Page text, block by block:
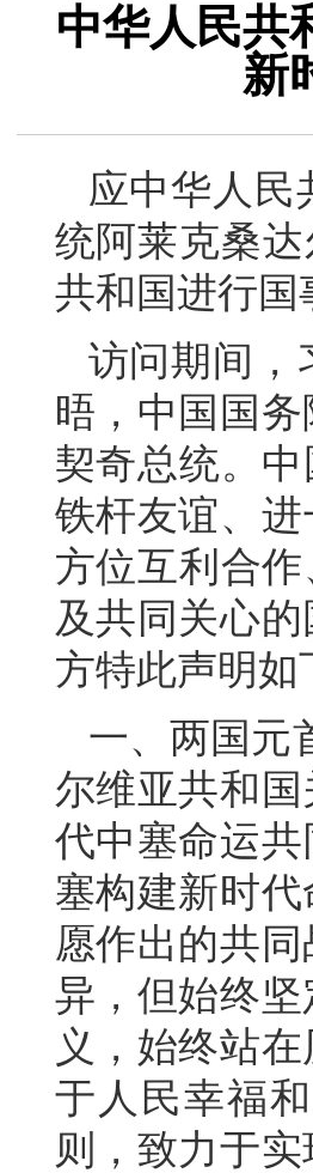
中华人民共
新
应中华人民
统阿莱克桑达
共和国进行国
访问期间，
晤，中国国
契奇总统。
铁杆友谊、
方位互利合
及共同关心
方特此声明如
一、两国元
尔维亚共和
代中塞命运
塞构建新时
愿作出的共
异，但始终
义，始终站
于人民幸福
则，致力于